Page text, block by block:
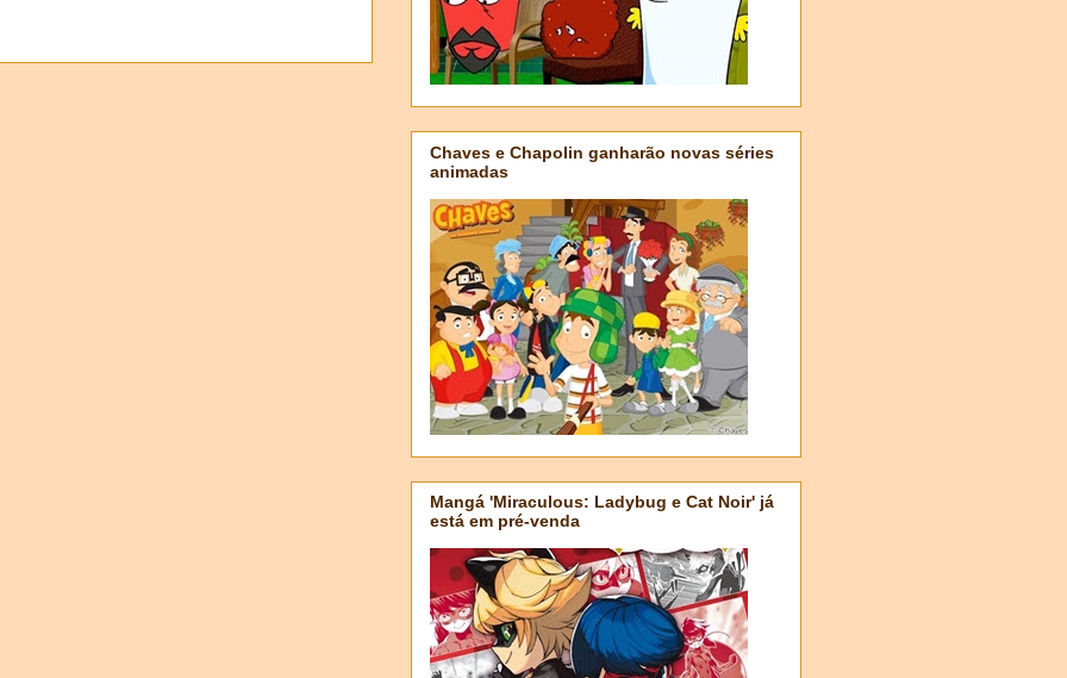
Chaves e Chapolin ganharão novas séries
animadas
Mangá 'Miraculous: Ladybug e Cat Noir' já
está em pré-venda